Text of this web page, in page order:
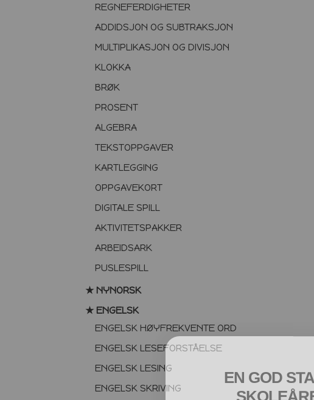
REGNEFERDIGHETER
ADDIDSJON OG SUBTRAKSJON
MULTIPLIKASJON OG DIVISJON
KLOKKA
BRØK
PROSENT
ALGEBRA
TEKSTOPPGAVER
KARTLEGGING
OPPGAVEKORT
DIGITALE SPILL
AKTIVITETSPAKKER
ARBEIDSARK
PUSLESPILL
★ NYNORSK
★ ENGELSK
ENGELSK HØYFREKVENTE ORD
ENGELSK LESEFORSTÅELSE
ENGELSK LESING
ENGELSK SKRIVING
EN GOD